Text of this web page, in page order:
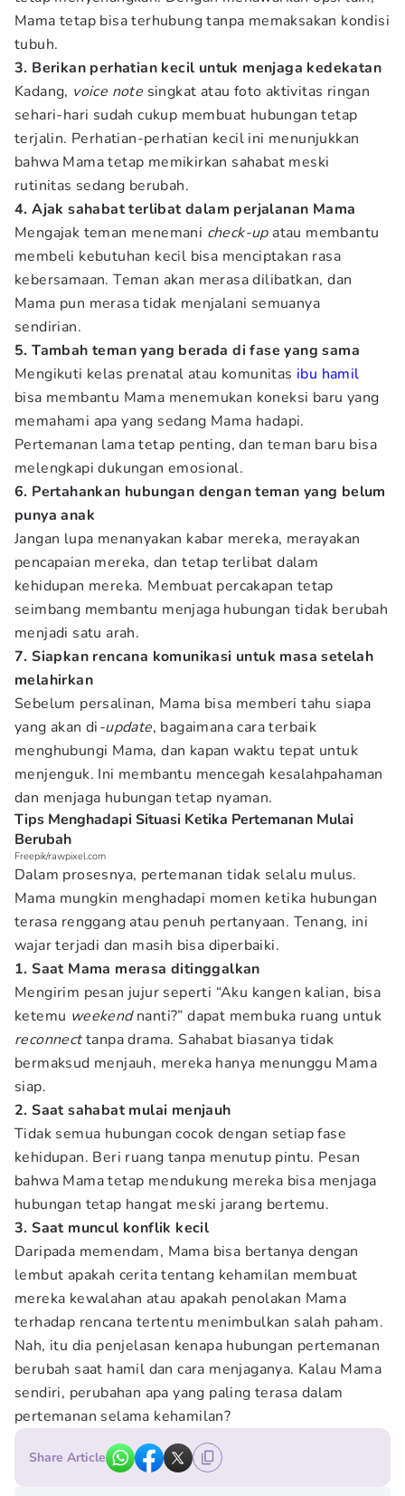
Mama tetap bisa terhubung tanpa memaksakan kondisi
tubuh.
3. Berikan perhatian kecil untuk menjaga kedekatan
Kadang, voice note singkat atau foto aktivitas ringan
sehari-hari sudah cukup membuat hubungan tetap
terjalin. Perhatian-perhatian kecil ini menunjukkan
bahwa Mama tetap memikirkan sahabat meski
rutinitas sedang berubah.
4. Ajak sahabat terlibat dalam perjalanan Mama
Mengajak teman menemani check-upatau membantu
membeli kebutuhan kecil bisa menciptakan rasa
kebersamaan. Teman akan merasa dilibatkan, dan
Mama pun merasa tidak menjalani semuanya
sendirian.
5. Tambah teman yang berada di fase yang sama
Mengikuti kelas prenatal atau komunitas ibu hamil
bisa membantu Mama menemukan koneksi baru yang
memahami apa yang sedang Mama hadapi.
Pertemanan lama tetap penting, dan teman baru bisa
melengkapi dukungan emosional.
6. Pertahankan hubungan dengan teman yang belum
punya anak
Jangan lupa menanyakan kabar mereka, merayakan
pencapaian mereka, dan tetap terlibat dalam
kehidupan mereka. Membuat percakapan tetap
seimbang membantu menjaga hubungan tidak berubah
menjadi satu arah.
7. Siapkan rencana komunikasi untuk masa setelah
melahirkan
Sebelum persalinan, Mama bisa memberi tahu siapa
yang akan di-update, bagaimana cara terbaik
menghubungi Mama, dan kapan waktu tepat untuk
menjenguk. Ini membantu mencegah kesalahpahaman
dan menjaga hubungan tetap nyaman.
Tips Menghadapi Situasi Ketika Pertemanan Mulai
Berubah
Freepik/rawpixel.com
Dalam prosesnya, pertemanan tidak selalu mulus.
Mama mungkin menghadapi momen ketika hubungan
terasa renggang atau penuh pertanyaan. Tenang, ini
wajar terjadi dan masih bisa diperbaiki.
1. Saat Mama merasa ditinggalkan
Mengirim pesan jujur seperti “Aku kangen kalian, bisa
ketemu weekendnanti?” dapat membuka ruang untuk
reconnecttanpa drama. Sahabat biasanya tidak
bermaksud menjauh, mereka hanya menunggu Mama
siap.
2. Saat sahabat mulai menjauh
Tidak semua hubungan cocok dengan setiap fase
kehidupan. Beri ruang tanpa menutup pintu. Pesan
bahwa Mama tetap mendukung mereka bisa menjaga
hubungan tetap hangat meski jarang bertemu.
3. Saat muncul konflik kecil
Daripada memendam, Mama bisa bertanya dengan
lembut apakah cerita tentang kehamilan membuat
mereka kewalahan atau apakah penolakan Mama
terhadap rencana tertentu menimbulkan salah paham.
Nah, itu dia penjelasan kenapa hubungan pertemanan
berubah saat hamil dan cara menjaganya. Kalau Mama
sendiri, perubahan apa yang paling terasa dalam
pertemanan selama kehamilan?
Share Article